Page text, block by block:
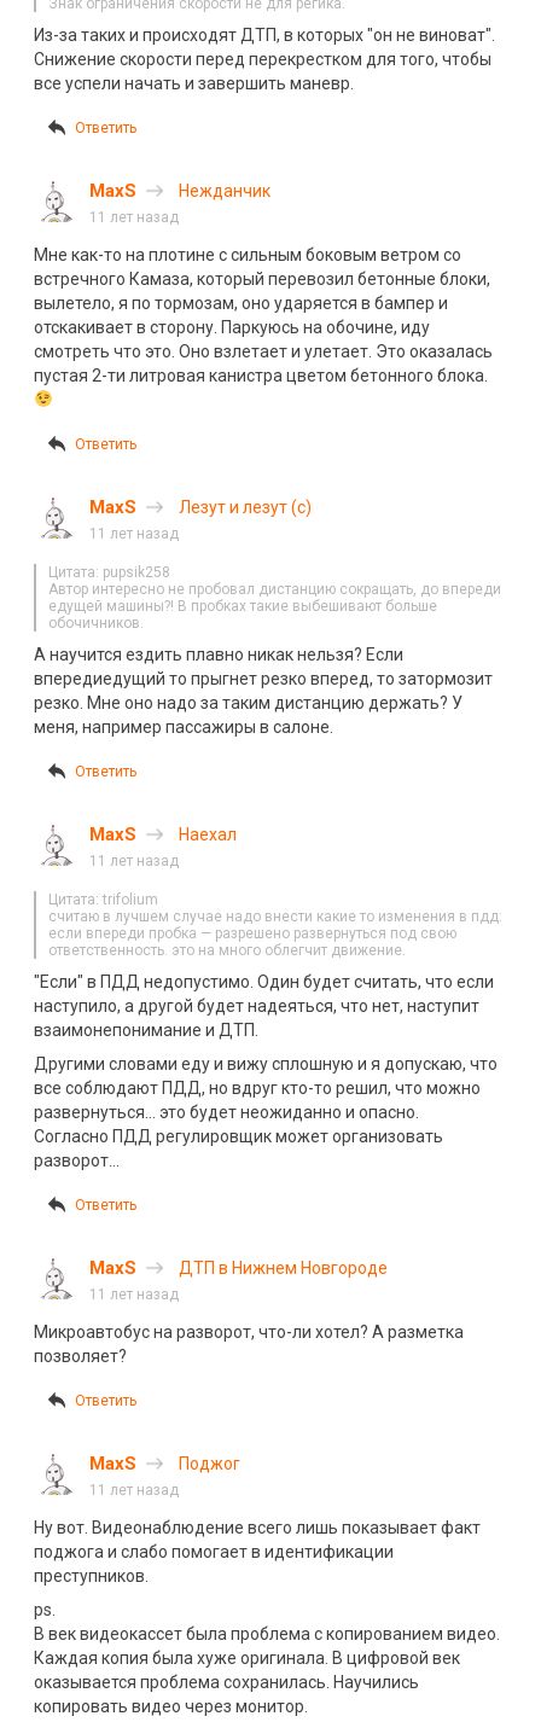
Знак ограничения скорости не для регика.
Из-за таких и происходят ДТП, в которых "он не виноват".
Снижение скорости перед перекрестком для того, чтобы
все успели начать и завершить маневр.
Ответить
MaxS Нежданчик
11 лет назад
Мне как-то на плотине с сильным боковым ветром со
встречного Камаза, который перевозил бетонные блоки,
вылетело, я по тормозам, оно ударяется в бампер и
отскакивает в сторону. Паркуюсь на обочине, иду
смотреть что это. Оно взлетает и улетает. Это оказалась
пустая 2-ти литровая канистра цветом бетонного блока.
Ответить
MaxS Лезут и лезут (c)
11 лет назад
Цитата: pupsik258
Автор интересно не пробовал дистанцию сокращать, до впереди
едущей машины?! В пробках такие выбешивают больше
обочичников.
А научится ездить плавно никак нельзя? Если
впередиедущий то прыгнет резко вперед, то затормозит
резко. Мне оно надо за таким дистанцию держать? У
меня, например пассажиры в салоне.
Ответить
MaxS Наехал
11 лет назад
Цитата: trifolium
считаю в лучшем случае надо внести какие то изменения в пдд:
если впереди пробка — разрешено развернуться под свою
ответственность. это на много облегчит движение.
"Если" в ПДД недопустимо. Один будет считать, что если
наступило, а другой будет надеяться, что нет, наступит
взаимонепонимание и ДТП.
Другими словами еду и вижу сплошную и я допускаю, что
все соблюдают ПДД, но вдруг кто-то решил, что можно
развернуться… это будет неожиданно и опасно.
Согласно ПДД регулировщик может организовать
разворот…
Ответить
MaxS ДТП в Нижнем Новгороде
11 лет назад
Микроавтобус на разворот, что-ли хотел? А разметка
позволяет?
Ответить
MaxS Поджог
11 лет назад
Ну вот. Видеонаблюдение всего лишь показывает факт
поджога и слабо помогает в идентификации
преступников.
ps.
В век видеокассет была проблема с копированием видео.
Каждая копия была хуже оригинала. В цифровой век
оказывается проблема сохранилась. Научились
копировать видео через монитор.